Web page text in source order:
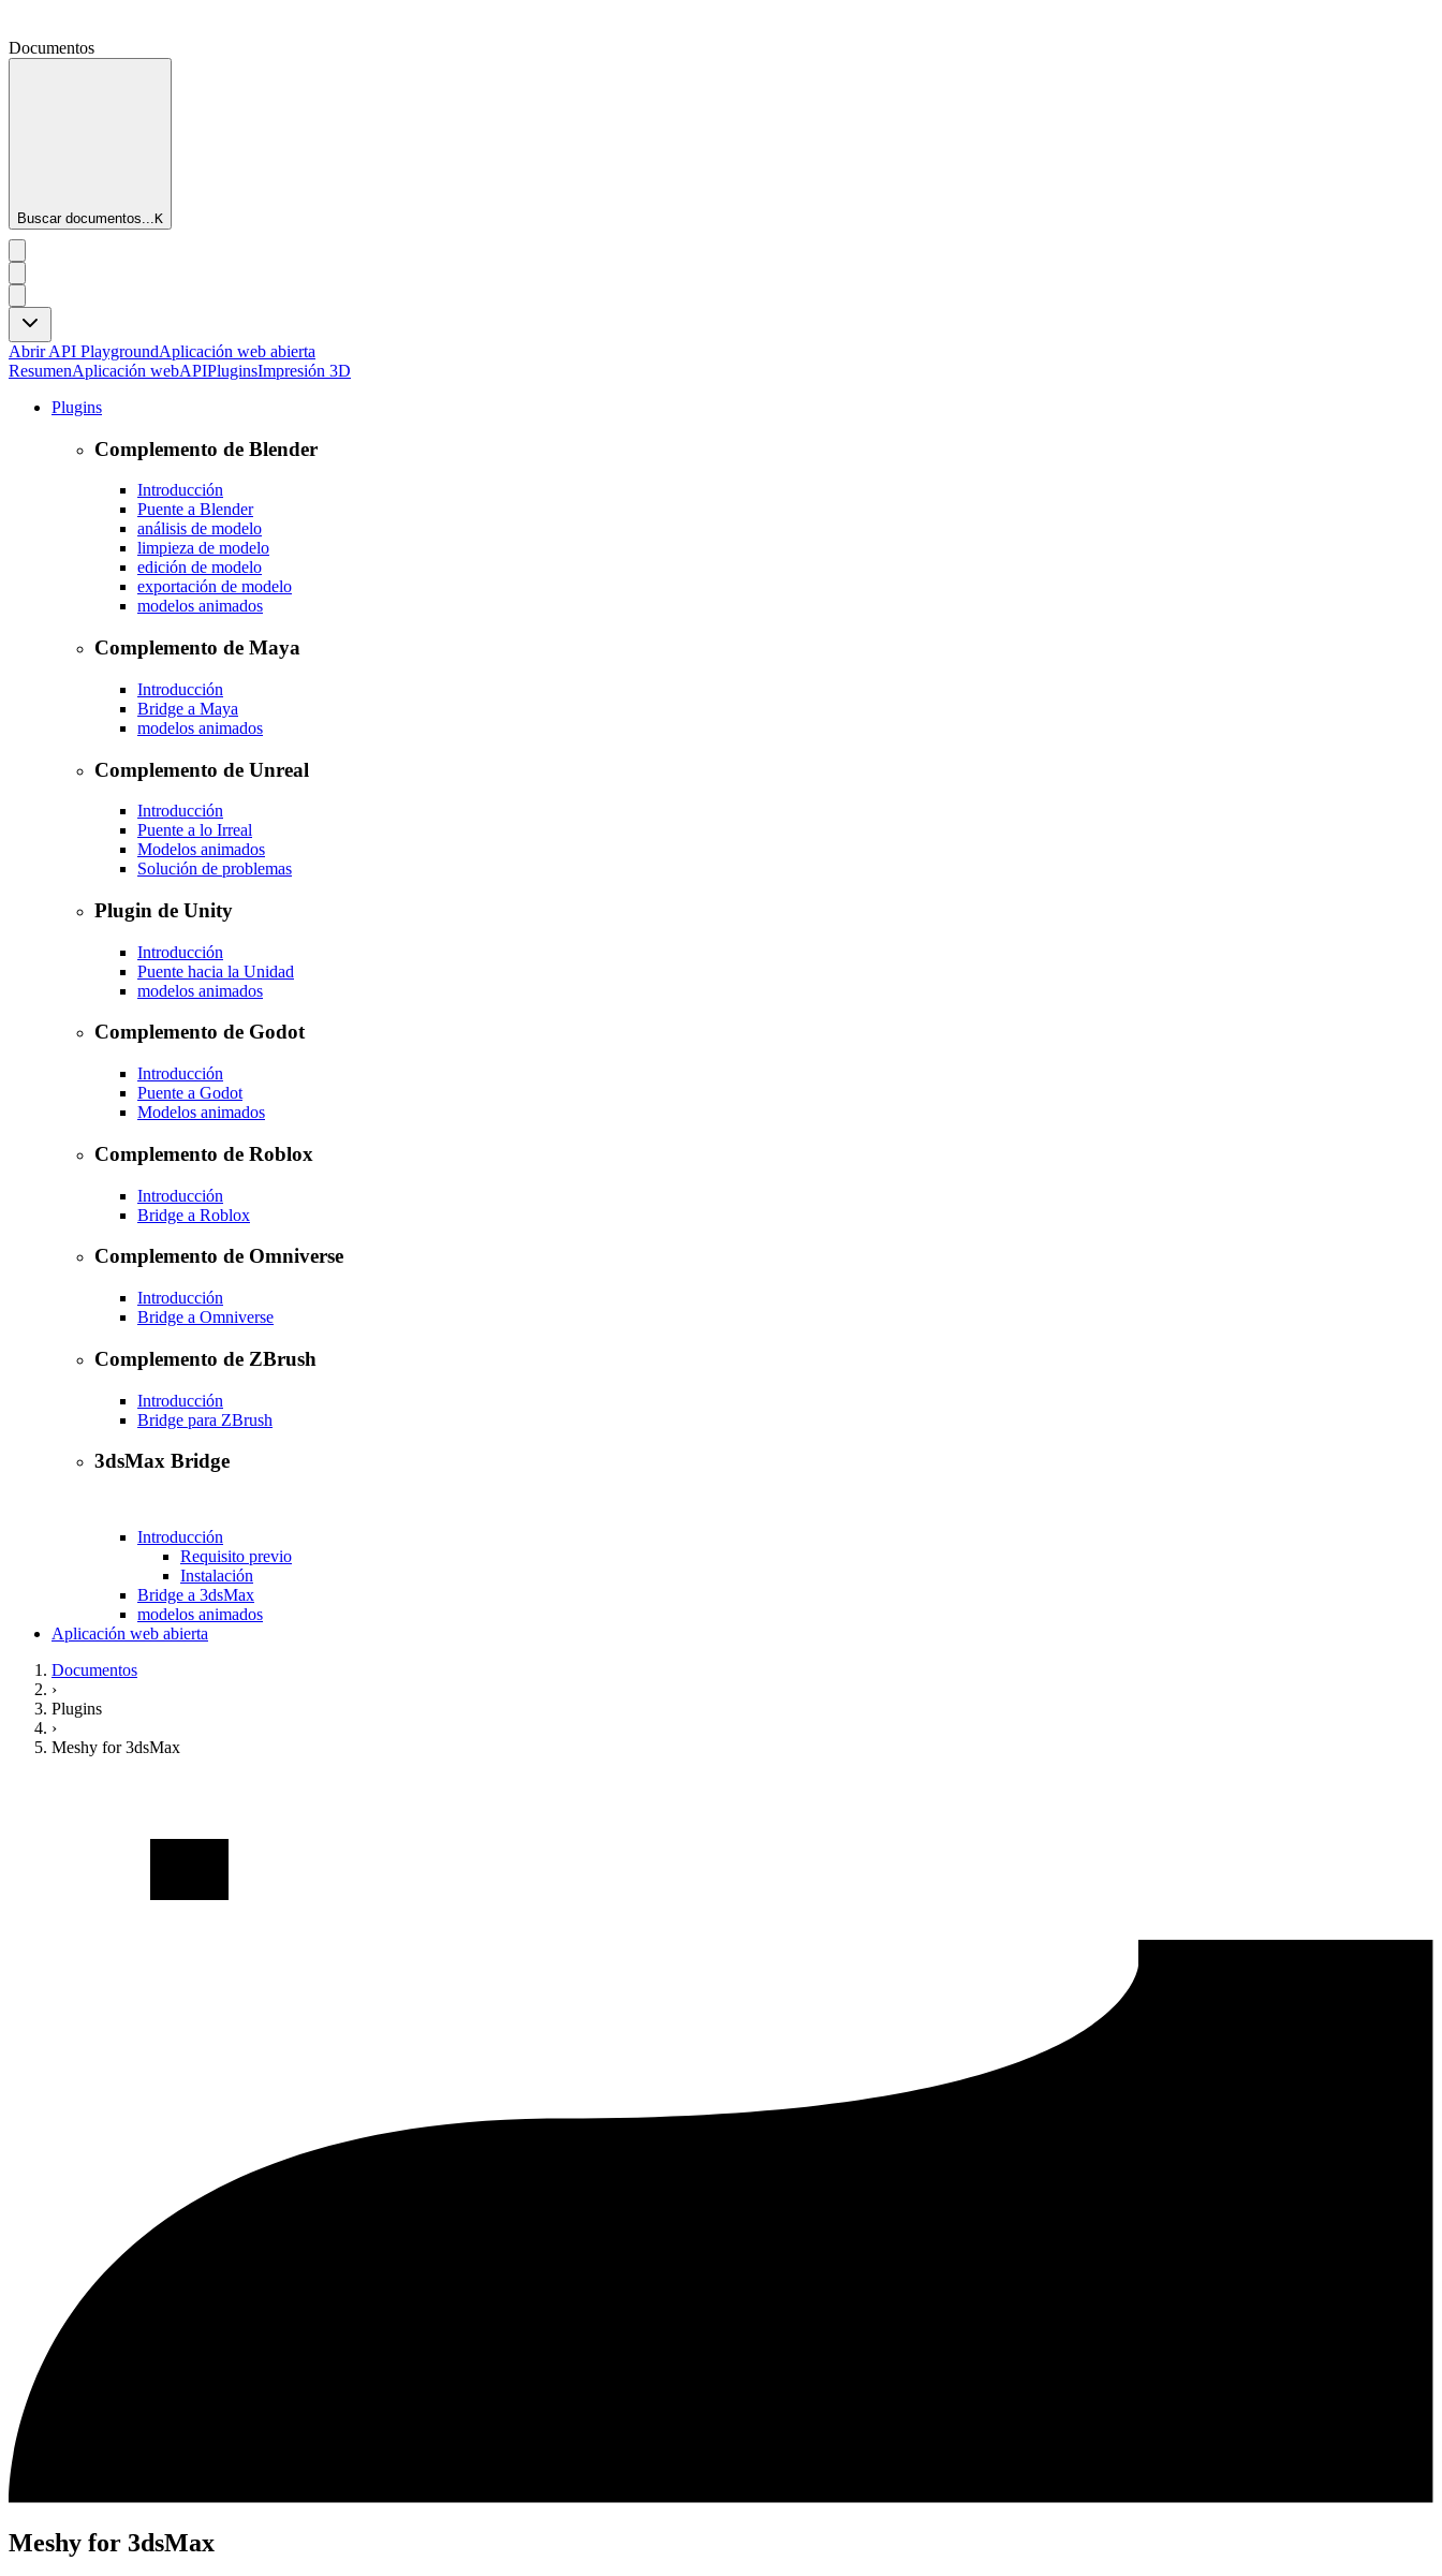
Documentos
Buscar documentos...K
Abrir API PlaygroundAplicación web abierta
ResumenAplicación webAPIPluginsImpresión 3D
Plugins
Complemento de Blender
Introducción
Puente a Blender
análisis de modelo
limpieza de modelo
edición de modelo
exportación de modelo
modelos animados
Complemento de Maya
Introducción
Bridge a Maya
modelos animados
Complemento de Unreal
Introducción
Puente a lo Irreal
Modelos animados
Solución de problemas
Plugin de Unity
Introducción
Puente hacia la Unidad
modelos animados
Complemento de Godot
Introducción
Puente a Godot
Modelos animados
Complemento de Roblox
Introducción
Bridge a Roblox
Complemento de Omniverse
Introducción
Bridge a Omniverse
Complemento de ZBrush
Introducción
Bridge para ZBrush
3dsMax Bridge
Introducción
Requisito previo
Instalación
Bridge a 3dsMax
modelos animados
Aplicación web abierta
Documentos
›
Plugins
›
Meshy for 3dsMax
Meshy for 3dsMax